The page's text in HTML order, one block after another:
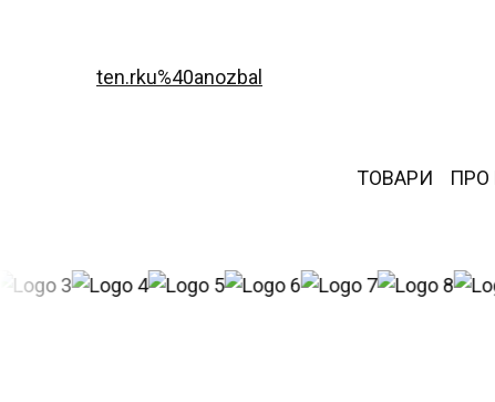
ten.rku%40anozbal
ТОВАРИ ПРО